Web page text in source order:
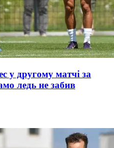
у другому матчі за
ледь не забив